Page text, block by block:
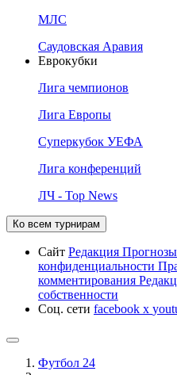
МЛС
Саудовская Аравия
Еврокубки
Лига чемпионов
Лига Европы
Суперкубок УЕФА
Лига конференций
ЛЧ - Top News
Ко всем турнирам
Сайт Редакция Прогнозы
конфиденциальности
комментирования
собственности
Соц. сети facebook x
Футбол 24